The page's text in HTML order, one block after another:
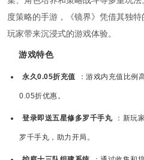
度策略的手游，《镜界》凭借其独
玩家带来沉浸式的游戏体验。
游戏特色
永久0.05折充值 ：游戏内充值比例
0.05折优惠。
登录即送五星修多罗千手丸 ：新玩
罗千手丸，助力开局。